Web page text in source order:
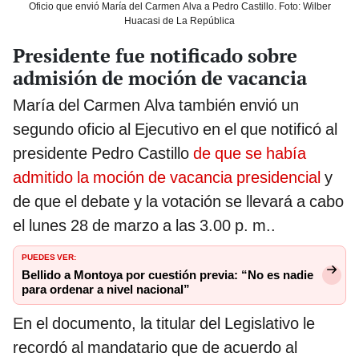
Oficio que envió María del Carmen Alva a Pedro Castillo. Foto: Wilber
Huacasi de La República
Presidente fue notificado sobre
admisión de moción de vacancia
María del Carmen Alva también envió un
segundo oficio al Ejecutivo en el que notificó al
presidente Pedro Castillo de que se había
admitido la moción de vacancia presidencial y
de que el debate y la votación se llevará a cabo
el lunes 28 de marzo a las 3.00 p. m..
PUEDES VER:
Bellido a Montoya por cuestión previa: “No es nadie
para ordenar a nivel nacional”
En el documento, la titular del Legislativo le
recordó al mandatario que de acuerdo al